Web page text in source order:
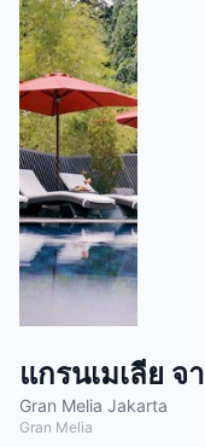
แกรนเมเลีย จ
Gran Melia Jakarta
Gran Melia